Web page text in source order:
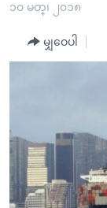
ပင်မ
ပင်မ
အ
ညွန်း
စာမျက်နှာ
အစ္စရေး-ပါလက်
အင်္ဂလိပ်စာလေ့လ
အမေရိကန်သုံး
မကြေးမုံရဲ့ အင်္ဂ
ရုပ်ရှင်ထဲက အင်္ဂ
သုတပဒေသာ အင်္
တီဗွီ
ရေဒီယိုနှင့်ရုပ်သံ
ရေဒီယို/တီဗွီအစီ
Learning English
၁၀ မတ္၊ ၂၀၁၈
မျှဝေပါ